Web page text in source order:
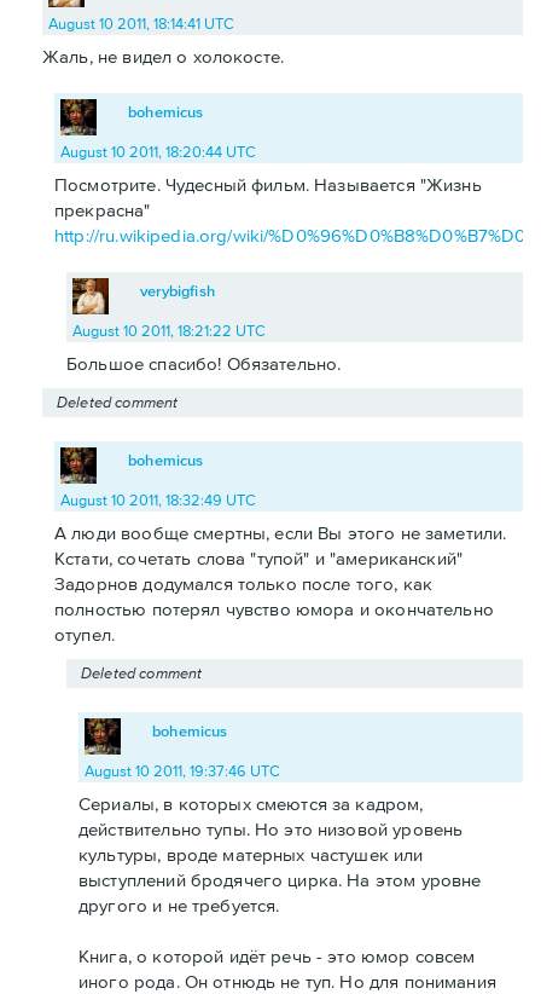
August 10 2011, 18:14:41 UTC
Жаль, не видел о холокосте.
bohemicus
August 10 2011, 18:20:44 UTC
Посмотрите. Чудесный фильм. Называется "Жизнь
прекрасна"
http://ru.wikipedia.org/wiki/
verybigfish
August 10 2011, 18:21:22 UTC
Большое спасибо! Обязательно.
Deleted comment
bohemicus
August 10 2011, 18:32:49 UTC
А люди вообще смертны, если Вы этого не заметили.
Кстати, сочетать слова "тупой" и "американский"
Задорнов додумался только после того, как
полностью потерял чувство юмора и окончательно
отупел.
Deleted comment
bohemicus
August 10 2011, 19:37:46 UTC
Сериалы, в которых смеются за кадром,
действительно тупы. Но это низовой уровень
культуры, вроде матерных частушек или
выступлений бродячего цирка. На этом уровне
другого и не требуется.
Книга, о которой идёт речь - это юмор совсем
иного рода. Он отнюдь не туп. Но для понимания